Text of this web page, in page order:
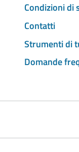
Condizioni di
Contatti
Strumenti di
Domande